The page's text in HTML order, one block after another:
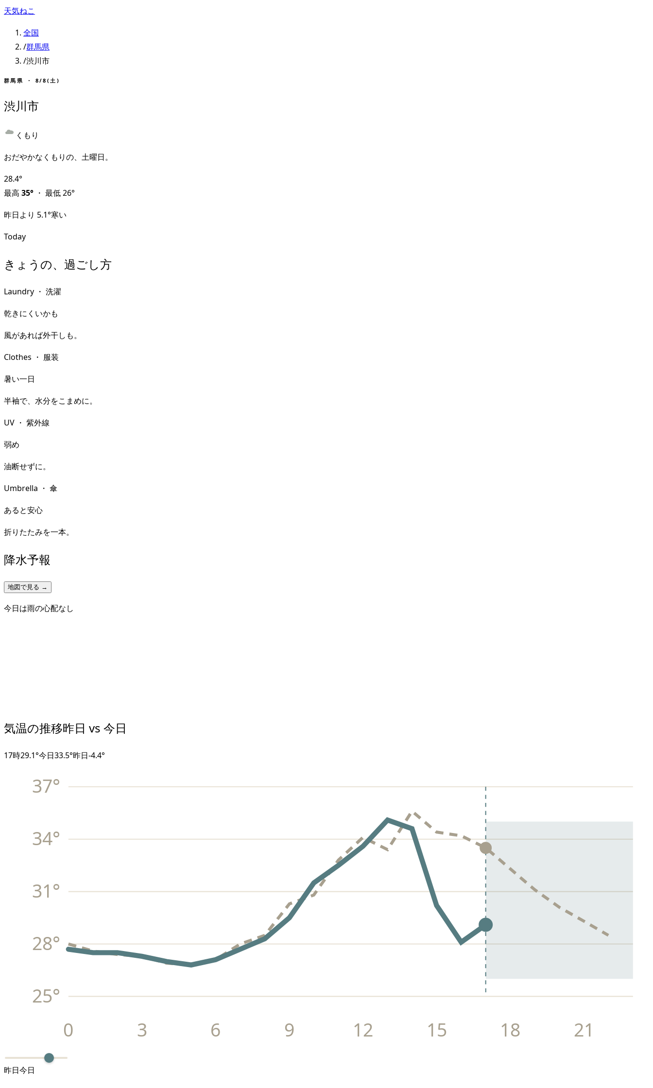
天気ねこ
全国
/群馬県
/渋川市
群馬県 ・ 8/8(土)
渋川市
くもり
おだやかなくもりの、土曜日。
28.4°
最高 35° ・ 最低26°
昨日より 5.1°寒い
Today
きょうの、過ごし方
Laundry ・ 洗濯
乾きにくいかも
風があれば外干しも。
Clothes ・ 服装
暑い一日
半袖で、水分をこまめに。
UV ・ 紫外線
弱め
油断せずに。
Umbrella ・ 傘
あると安心
折りたたみを一本。
降水予報
地図で見る →
今日は雨の心配なし
気温の推移昨日 vs 今日
17時29.1°今日33.5°昨日-4.4°
25°
28°
31°
34°
37°
0 3 6 9 12 15 18 21
昨日今日